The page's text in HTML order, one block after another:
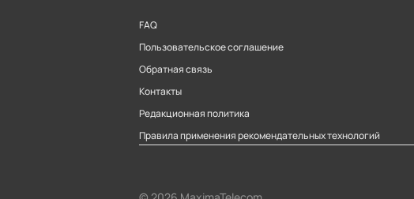
FAQ
Пользовательское соглашение
Обратная связь
Контакты
Редакционная политика
Правила применения рекомендательных технологий